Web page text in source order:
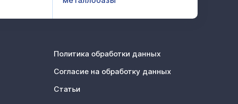
Политика обработки данных
Согласие на обработку данных
Статьи